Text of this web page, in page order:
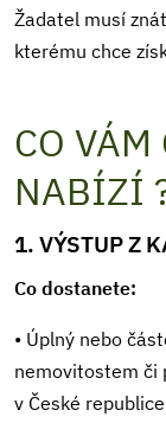
Žadatel musí
kterému chce
CO
NABÍZÍ
1. VÝSTUP Z
Co dostanete:
• Úplný nebo
nemovitostem či
v České republice